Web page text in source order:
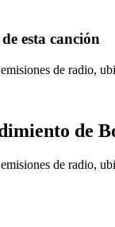
esta canción
de radio,
de
de radio,